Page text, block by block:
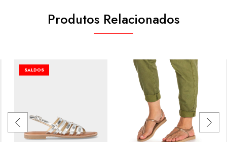
Produtos Relacionados
SALDOS